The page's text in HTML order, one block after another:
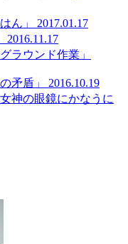
ん」
2017.01.17
2016.11.17
ラウンド作業」
矛盾」
2016.10.19
神の眼鏡にかなうに